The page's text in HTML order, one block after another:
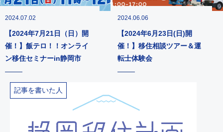
2024.07.02
【2024年7月21日（日）開
催！】飯テロ！！オンライ
ン移住セミナーin静岡市
2024.06.06
【2024年6月23日(日)開
催！】移住相談ツアー＆運
転士体験会
記事を書いた人